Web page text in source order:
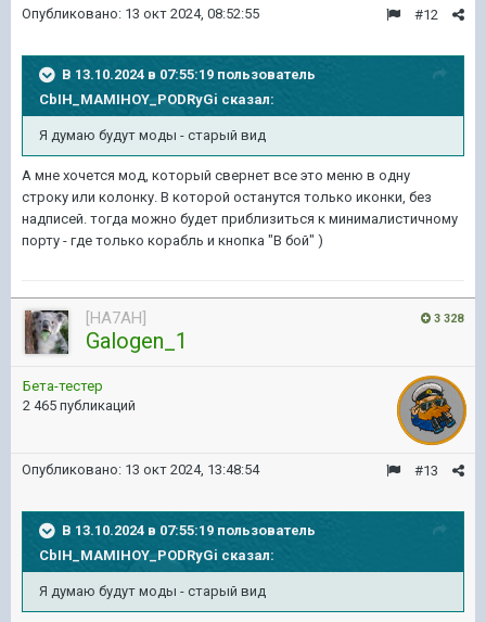
#12
Опубликовано: 13 окт 2024, 08:52:55
В 13.10.2024 в 07:55:19 пользователь
CbIH_MAMIHOY_PODRyGi сказал:
Я думаю будут моды - старый вид
А мне хочется мод, который свернет все это меню в одну
строку или колонку. В которой останутся только иконки, без
надписей. тогда можно будет приблизиться к минималистичному
порту - где только корабль и кнопка "В бой" )
3 328
[HA7AH]
Galogen_1
Бета-тестер
2 465 публикаций
#13
Опубликовано: 13 окт 2024, 13:48:54
В 13.10.2024 в 07:55:19 пользователь
CbIH_MAMIHOY_PODRyGi сказал:
Я думаю будут моды - старый вид